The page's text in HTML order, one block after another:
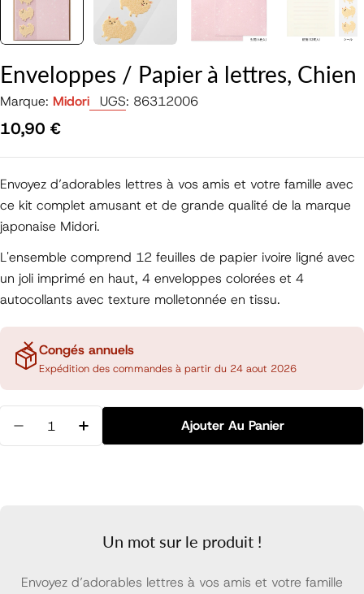
Enveloppes / Papier à lettres, Chien
Marque: Midori UGS: 86312006
Prix
10,90 €
Envoyez d’adorables lettres à vos amis et votre famille avec
ce kit complet amusant et de grande qualité de la marque
japonaise Midori.
L'ensemble comprend 12 feuilles de papier ivoire ligné avec
un joli imprimé en haut, 4 enveloppes colorées et 4
autocollants avec texture molletonnée en tissu.
Congés annuels
Expédition des commandes à partir du 24 aout 2026
Diminuer La Quantité Pour Enveloppes / Papier À
Augmenter La Quantité Pour Enveloppes
Ajouter Au Panier
Un mot sur le produit !
Envoyez d’adorables lettres à vos amis et votre famille